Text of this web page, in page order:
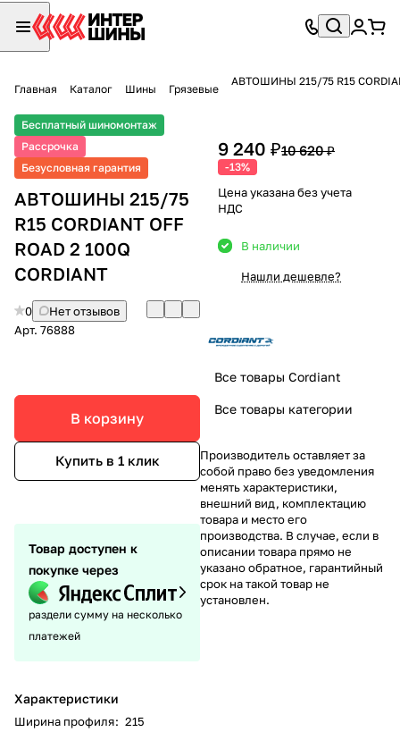
Главная Каталог Шины Грязевые
АВТОШИНЫ 215/75 R15
Бесплатный шиномонтаж
Рассрочка
Безусловная гарантия
АВТОШИНЫ 215/75
R15 CORDIANT OFF
ROAD 2 100Q
CORDIANT
0
Нет отзывов
Арт. 76888
В корзину
Купить в 1 клик
Товар доступен к
покупке через
раздели сумму на несколько
платежей
Характеристики
Ширина профиля: 215
9 240 ₽10 620 ₽
-13%
Цена указана без учета
НДС
В наличии
Нашли дешевле?
Все товары Cordiant
Все товары категории
Производитель оставляет за
собой право без уведомления
менять характеристики,
внешний вид, комплектацию
товара и место его
производства. В случае, если в
описании товара прямо не
указано обратное, гарантийный
срок на такой товар не
установлен.